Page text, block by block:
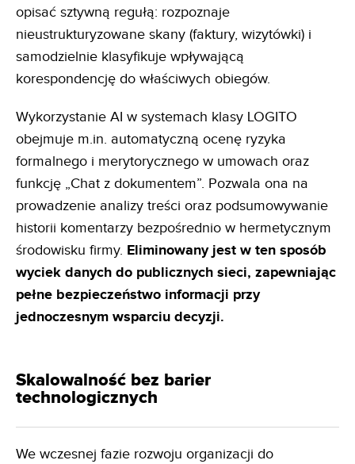
opisać sztywną regułą: rozpoznaje
nieustrukturyzowane skany (faktury, wizytówki) i
samodzielnie klasyfikuje wpływającą
korespondencję do właściwych obiegów.
Wykorzystanie AI w systemach klasy LOGITO
obejmuje m.in. automatyczną ocenę ryzyka
formalnego i merytorycznego w umowach oraz
funkcję „Chat z dokumentem”. Pozwala ona na
prowadzenie analizy treści oraz podsumowywanie
historii komentarzy bezpośrednio w hermetycznym
środowisku firmy. Eliminowany jest w ten sposób
wyciek danych do publicznych sieci, zapewniając
pełne bezpieczeństwo informacji przy
jednoczesnym wsparciu decyzji.
Skalowalność bez barier
technologicznych
We wczesnej fazie rozwoju organizacji do